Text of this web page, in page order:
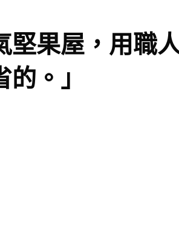
堅果屋，用職
。」